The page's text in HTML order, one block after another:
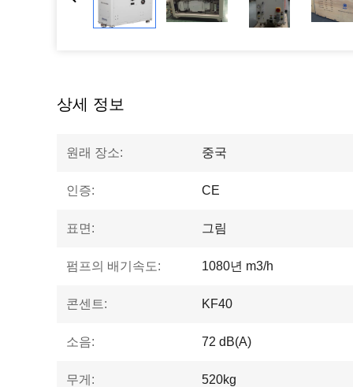
상세 정보
원래 장소: 중국
인증: CE
표면: 그림
펌프의 배기속도: 1080년 m3/h
콘센트: KF40
소음: 72 dB(A)
무게: 520kg